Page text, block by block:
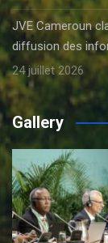
JVE Cameroun
diffusion des
24 juillet 2026
Gallery